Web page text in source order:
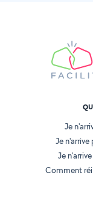
Je
Je
Je
Comment